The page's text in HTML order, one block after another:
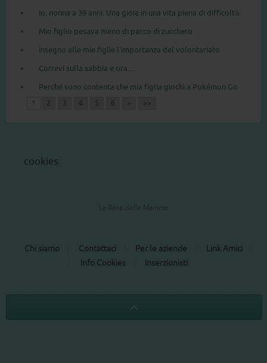
Io, nonna a 39 anni. Una gioia in una vita piena di difficoltà
Mio figlio pesava meno di pacco di zucchero
Insegno alle mie figlie l’importanza del volontariato
Correvi sulla sabbia e ora…
Perché sono contenta che mia figlia giochi a Pokémon Go
1 2 3 4 5 6 > >>
cookies
La Rete delle Mamme
Chi siamo Contattaci Per le aziende
Link Amici
Info Cookies
Inserzionisti